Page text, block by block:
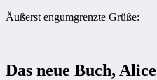
Äußerst engumgrenzte Grüße:
Das neue Buch,